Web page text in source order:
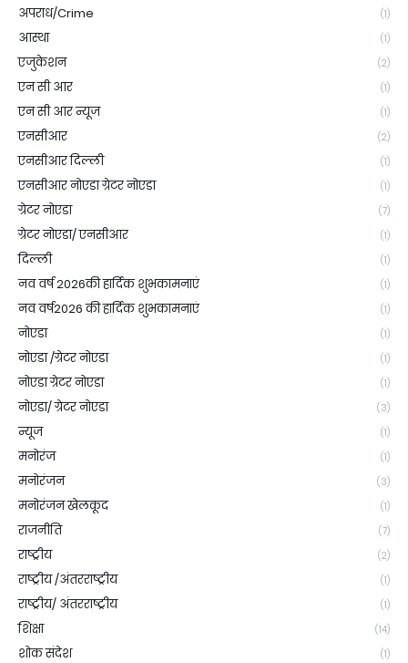
अपराध/Crime (1)
आस्था (1)
एजुकेशन (2)
एन सी आर (1)
एन सी आर न्यूज (1)
एनसीआर (2)
एनसीआर दिल्ली (1)
एनसीआर नोएडा ग्रेटर नोएडा (1)
ग्रेटर नोएडा (7)
ग्रेटर नोएडा/ एनसीआर (1)
दिल्ली (1)
नव वर्ष 2026की हार्दिक शुभकामनाएं (1)
नव वर्ष2026 की हार्दिक शुभकामनाएं (1)
नोएडा (1)
नोएडा /ग्रेटर नोएडा (1)
नोएडा ग्रेटर नोएडा (1)
नोएडा/ ग्रेटर नोएडा (3)
न्यूज (1)
मनोरंज (1)
मनोरंजन (3)
मनोरंजन खेलकूद (1)
राजनीति (7)
राष्ट्रीय (2)
राष्ट्रीय /अंतरराष्ट्रीय (1)
राष्ट्रीय/ अंतरराष्ट्रीय (1)
शिक्षा (14)
शोक संदेश (1)